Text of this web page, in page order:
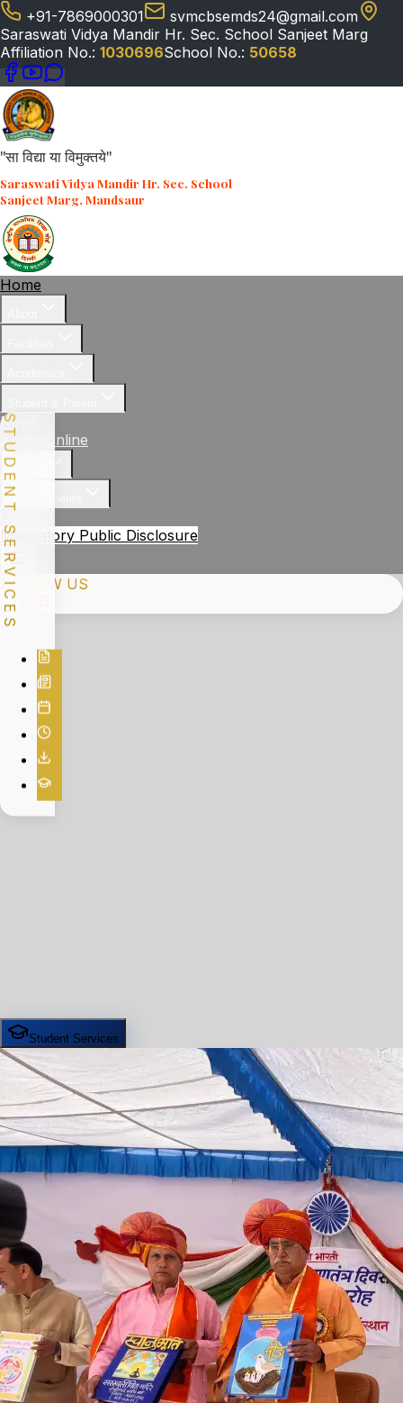
+91-7869000301
svmcbsemds24@gmail.com
Saraswati Vidya Mandir Hr. Sec. School Sanjeet Marg
Affiliation No.: 1030696School No.: 50658
"सा विद्या या विमुक्तये"
Saraswati Vidya Mandir Hr. Sec. School
Sanjeet Marg, Mandsaur
Home
News
Apply Online
Gallery
Achievements
Mandatory Public Disclosure
FOLLOW US
STUDENT SERVICES
Student Services